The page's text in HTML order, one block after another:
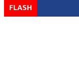
FLASH